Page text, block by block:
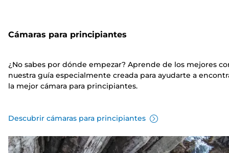
Cámaras para principiantes
¿No sabes por dónde empezar? Aprende de los mejores
nuestra guía especialmente creada para ayudarte a
la mejor cámara para principiantes.
Descubrir cámaras para principiantes